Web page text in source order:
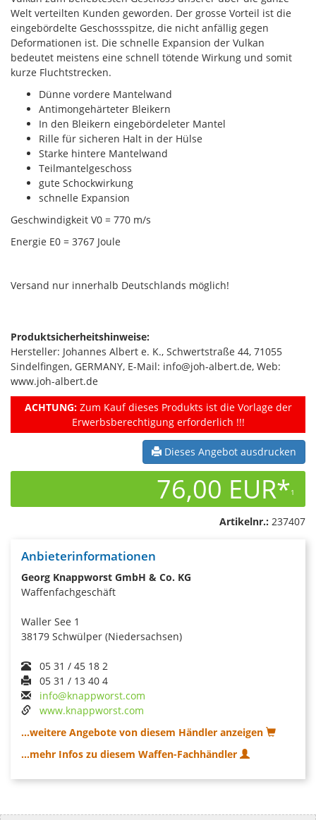
Welt verteilten Kunden geworden. Der grosse Vorteil ist die
eingebördelte Geschossspitze, die nicht anfällig gegen
Deformationen ist. Die schnelle Expansion der Vulkan
bedeutet meistens eine schnell tötende Wirkung und somit
kurze Fluchtstrecken.
Dünne vordere Mantelwand
Antimongehärteter Bleikern
In den Bleikern eingebördeleter Mantel
Rille für sicheren Halt in der Hülse
Starke hintere Mantelwand
Teilmantelgeschoss
gute Schockwirkung
schnelle Expansion
Geschwindigkeit V0 = 770 m/s
Energie E0 = 3767 Joule
Versand nur innerhalb Deutschlands möglich!
Produktsicherheitshinweise:
Hersteller: Johannes Albert e. K., Schwertstraße 44, 71055
Sindelfingen, GERMANY, E-Mail: info@joh-albert.de, Web:
www.joh-albert.de
ACHTUNG:Zum Kauf dieses Produkts ist die Vorlage der
Erwerbsberechtigung erforderlich !!!
Dieses Angebot ausdrucken
76,00 EUR*1
Artikelnr.: 237407
Anbieterinformationen
Georg Knappworst GmbH & Co. KG
Waffenfachgeschäft
Waller See 1
38179 Schwülper (Niedersachsen)
05 31 / 45 18 2
05 31 / 13 40 4
info@knappworst.com
www.knappworst.com
...weitere Angebote von diesem Händler anzeigen
...mehr Infos zu diesem Waffen-Fachhändler